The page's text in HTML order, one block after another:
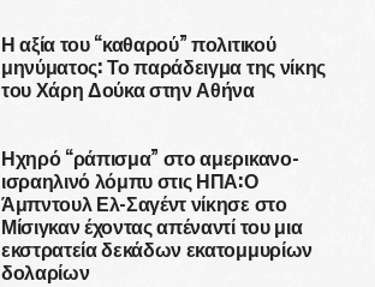
Η αξία του “καθαρού” πολιτικού
μηνύματος: Το παράδειγμα της νίκης
του Χάρη Δούκα στην Αθήνα
Ηχηρό “ράπισμα” στο αμερικανο-
ισραηλινό λόμπυ στις ΗΠΑ:Ο
Άμπντουλ Ελ-Σαγέντ νίκησε στο
Μίσιγκαν έχοντας απέναντί του μια
εκστρατεία δεκάδων εκατομμυρίων
δολαρίων